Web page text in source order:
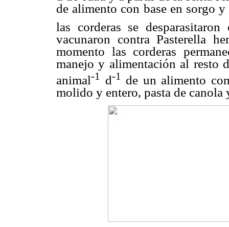
de alimento con base en sorgo
las corderas se
vacunaron contra Pasterella
momento las corderas
manejo y alimentación al resto
animal-1 d-1
de un alimento
molido y entero, pasta de